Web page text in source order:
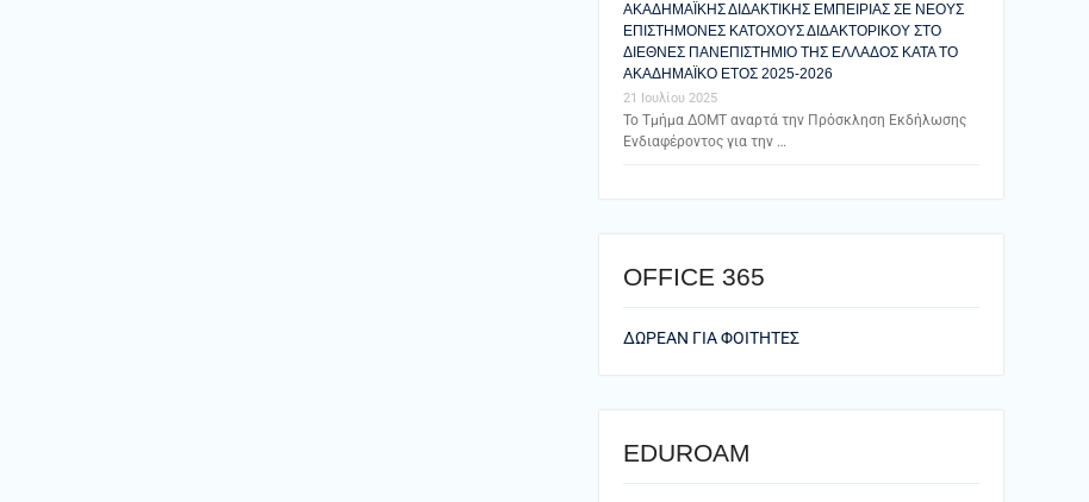
ΑΚΑΔΗΜΑΪΚΗΣ ΔΙΔΑΚΤΙΚΗΣ ΕΜΠΕΙΡΙΑΣ ΣΕ ΝΕΟΥΣ
ΕΠΙΣΤΗΜΟΝΕΣ ΚΑΤΟΧΟΥΣ ΔΙΔΑΚΤΟΡΙΚΟΥ ΣΤΟ
ΔΙΕΘΝΕΣ ΠΑΝΕΠΙΣΤΗΜΙΟ ΤΗΣ ΕΛΛΑΔΟΣ ΚΑΤΑ ΤΟ
ΑΚΑΔΗΜΑΪΚΟ ΕΤΟΣ 2025-2026
21 Ιουλίου 2025
Το Τμήμα ΔΟΜΤ αναρτά την Πρόσκληση Εκδήλωσης
Ενδιαφέροντος για την …
ΟFFICE 365
ΔΩΡΕΑΝ ΓΙΑ ΦΟΙΤΗΤΕΣ
EDUROAM